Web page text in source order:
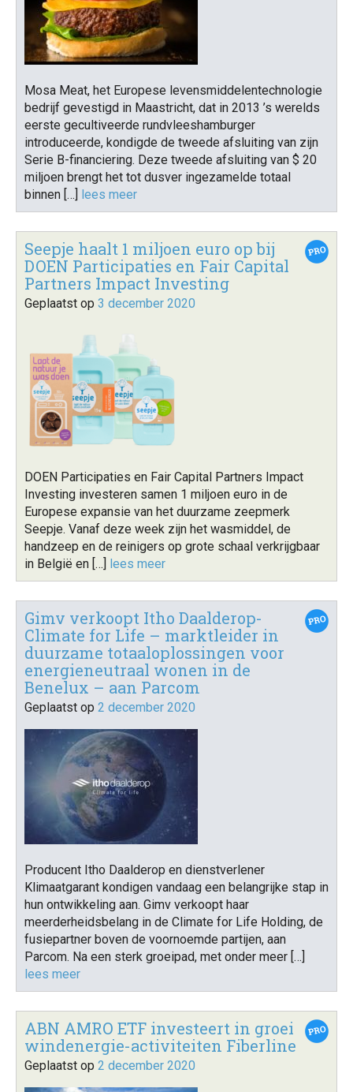
Mosa Meat, het Europese levensmiddelentechnologie
bedrijf gevestigd in Maastricht, dat in 2013 ’s werelds
eerste gecultiveerde rundvleeshamburger
introduceerde, kondigde de tweede afsluiting van zijn
Serie B-financiering. Deze tweede afsluiting van $ 20
miljoen brengt het tot dusver ingezamelde totaal
binnen […] lees meer
Seepje haalt 1 miljoen euro op bij
DOEN Participaties en Fair Capital
Partners Impact Investing
Geplaatst op 3 december 2020
DOEN Participaties en Fair Capital Partners Impact
Investing investeren samen 1 miljoen euro in de
Europese expansie van het duurzame zeepmerk
Seepje. Vanaf deze week zijn het wasmiddel, de
handzeep en de reinigers op grote schaal verkrijgbaar
in België en […] lees meer
Gimv verkoopt Itho Daalderop-
Climate for Life – marktleider in
duurzame totaaloplossingen voor
energieneutraal wonen in de
Benelux – aan Parcom
Geplaatst op 2 december 2020
Producent Itho Daalderop en dienstverlener
Klimaatgarant kondigen vandaag een belangrijke stap in
hun ontwikkeling aan. Gimv verkoopt haar
meerderheidsbelang in de Climate for Life Holding, de
fusiepartner boven de voornoemde partijen, aan
Parcom. Na een sterk groeipad, met onder meer […]
lees meer
ABN AMRO ETF investeert in groei
windenergie-activiteiten Fiberline
Geplaatst op 2 december 2020